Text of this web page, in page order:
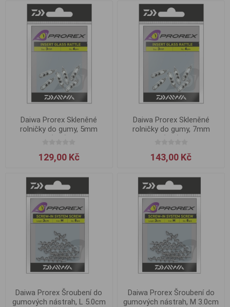
Daiwa Prorex Skleněné
rolničky do gumy, 5mm
(6ks)
129,00 Kč
Daiwa Prorex Skleněné
rolničky do gumy, 7mm
(5ks)
143,00 Kč
Daiwa Prorex Šroubení do
gumových nástrah, L 5.0cm
Daiwa Prorex Šroubení do
gumových nástrah, M 3.0cm